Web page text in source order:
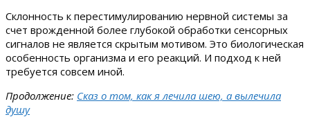
Склонность к перестимулированию нервной системы за
счет врожденной более глубокой обработки сенсорных
сигналов не является скрытым мотивом. Это биологическая
особенность организма и его реакций. И подход к ней
требуется совсем иной.
Продолжение: Сказ о том, как я лечила шею, а вылечила
душу